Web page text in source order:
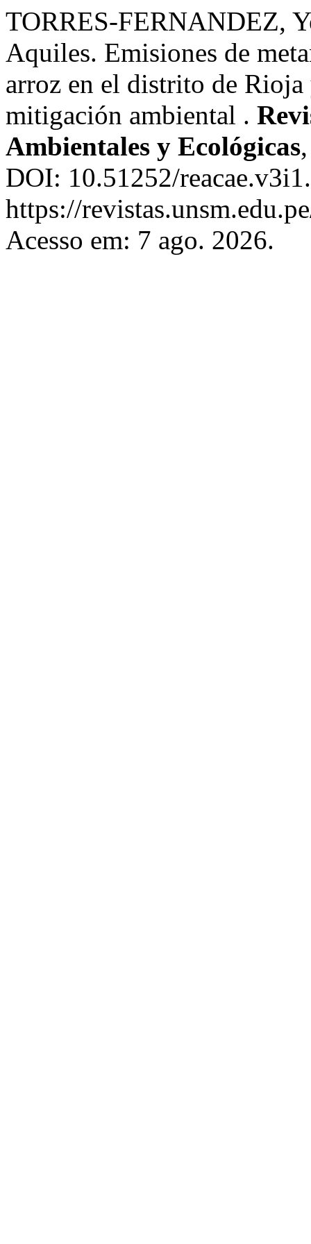
TORRES-FERNANDEZ,
Aquiles. Emisiones de
arroz en el distrito de Rioja
mitigación ambiental .
Ambientales y Ecológicas
DOI: 10.51252/
https://
Acesso em: 7 ago. 2026.